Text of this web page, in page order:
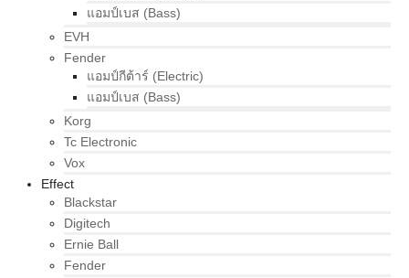
แอมป์เบส (Bass)
EVH
Fender
แอมป์กีต้าร์ (Electric)
แอมป์เบส (Bass)
Korg
Tc Electronic
Vox
Effect
Blackstar
Digitech
Ernie Ball
Fender